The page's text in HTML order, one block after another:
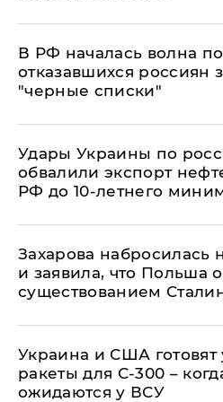
​В РФ началась волна
отказавшихся россиян
"черные списки"
Удары Украины по
обвалили экспорт
РФ до 10-летнего
​Захарова набросилась
и заявила, что Польша
существованием
Украина и США
ракеты для С-300 –
ожидаются у ВСУ